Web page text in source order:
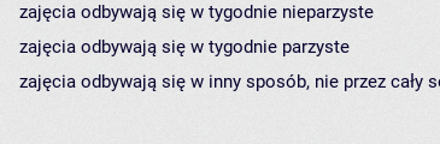
zajęcia odbywają się w tygodnie nieparzyste
zajęcia odbywają się w tygodnie parzyste
zajęcia odbywają się w inny sposób, nie przez cały